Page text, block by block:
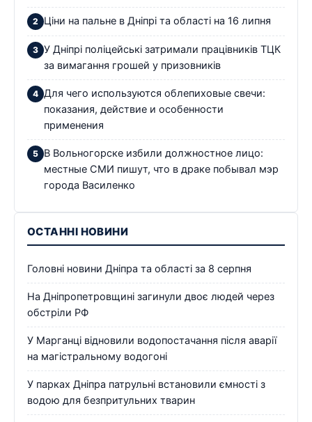
Ціни на пальне в Дніпрі та області на 16 липня
У Дніпрі поліцейські затримали працівників ТЦК
за вимагання грошей у призовників
Для чего используются облепиховые свечи:
показания, действие и особенности
применения
В Вольногорске избили должностное лицо:
местные СМИ пишут, что в драке побывал мэр
города Василенко
ОСТАННІ НОВИНИ
Головні новини Дніпра та області за 8 серпня
На Дніпропетровщині загинули двоє людей через
обстріли РФ
У Марганці відновили водопостачання після аварії
на магістральному водогоні
У парках Дніпра патрульні встановили ємності з
водою для безпритульних тварин